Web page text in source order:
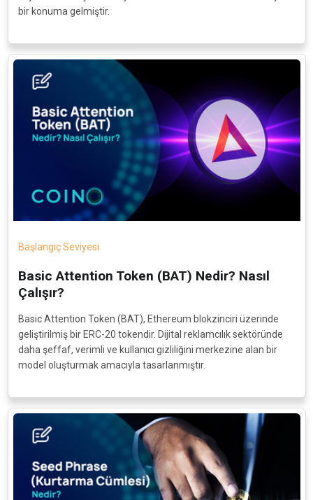
bir konuma gelmiştir.
Başlangıç Seviyesi
Basic Attention Token (BAT) Nedir? Nasıl
Çalışır?
Basic Attention Token (BAT), Ethereum blokzinciri üzerinde
geliştirilmiş bir ERC-20 tokendir. Dijital reklamcılık sektöründe
daha şeffaf, verimli ve kullanıcı gizliliğini merkezine alan bir
model oluşturmak amacıyla tasarlanmıştır.